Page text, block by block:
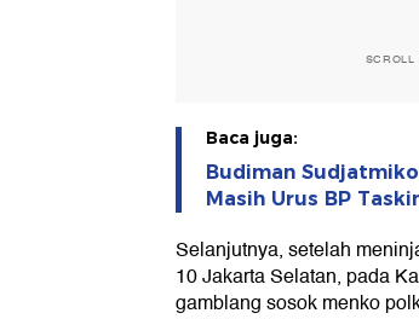
Baca juga:
Budiman
Masih Urus BP
Selanjutnya, setelah
10 Jakarta Selatan, pada
gamblang sosok menko